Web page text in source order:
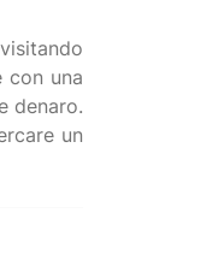
con una
denaro.
un